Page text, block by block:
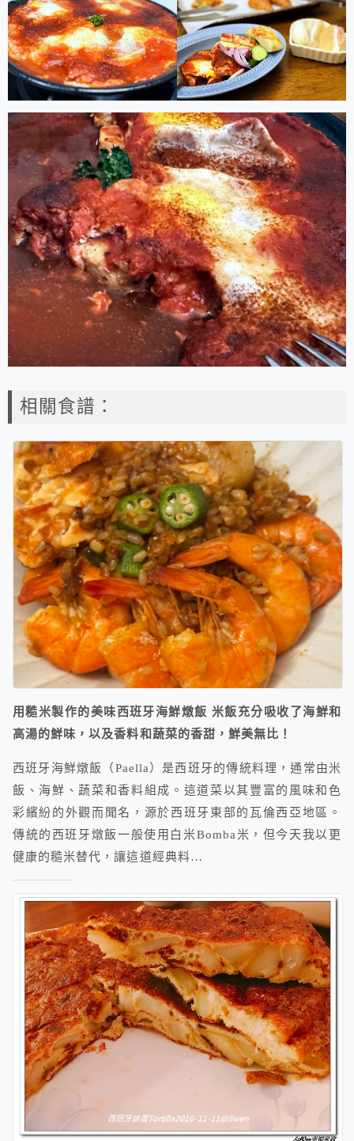
相關食譜：
用糙米製作的美味西班牙海鮮燉飯 米飯充分吸收了海鮮和
高湯的鮮味，以及香料和蔬菜的香甜，鮮美無比！
西班牙海鮮燉飯（Paella）是西班牙的傳統料理，通常由米
飯、海鮮、蔬菜和香料組成。這道菜以其豐富的風味和色
彩繽紛的外觀而聞名，源於西班牙東部的瓦倫西亞地區。
傳統的西班牙燉飯一般使用白米Bomba米，但今天我以更
健康的糙米替代，讓這道經典料…